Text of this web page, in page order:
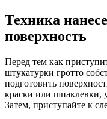
Техника
поверхность
Перед тем как
штукатурки гротто
подготовить
краски или шпаклевки,
Затем, приступайте к